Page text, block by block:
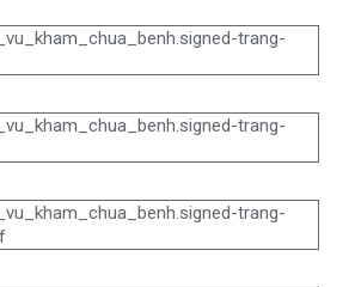
trang-
trang-
trang-